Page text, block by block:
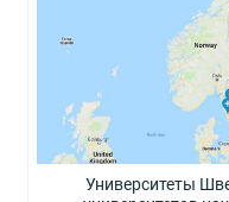
Университеты